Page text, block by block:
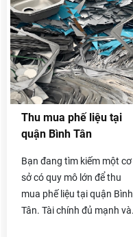
Thu mua phế liệu tại
quận Bình Tân
Bạn đang tìm kiếm một cơ
sở có quy mô lớn để thu
mua phế liệu tại quận Bình
Tân. Tài chính đủ mạnh và